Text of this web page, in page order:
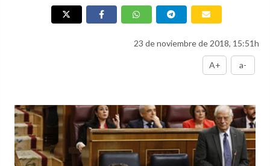
23 de noviembre de 2018, 15:51h
A+ a-